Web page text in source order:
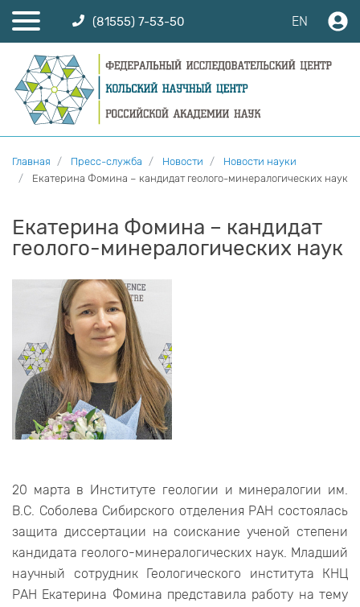
(81555) 7-53-50 EN
Главная Пресс-служба Новости
Новости науки
Екатерина Фомина – кандидат геолого-минералогических наук
Екатерина Фомина – кандидат
геолого-минералогических наук
20 марта в Институте геологии и минералогии им.
В.С. Соболева Сибирского отделения РАН состоялась
защита диссертации на соискание ученой степени
кандидата геолого-минералогических наук. Младший
научный сотрудник Геологического института КНЦ
РАН Екатерина Фомина представила работу на тему